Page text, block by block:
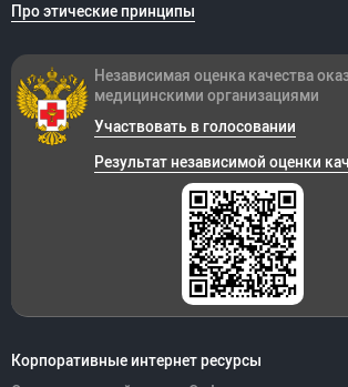
Про этические принципы
Корпоративные интернет ресурсы
Независимая оценка качества
медицинскими организациями
Участвовать в голосовании
Результат независимой оценки